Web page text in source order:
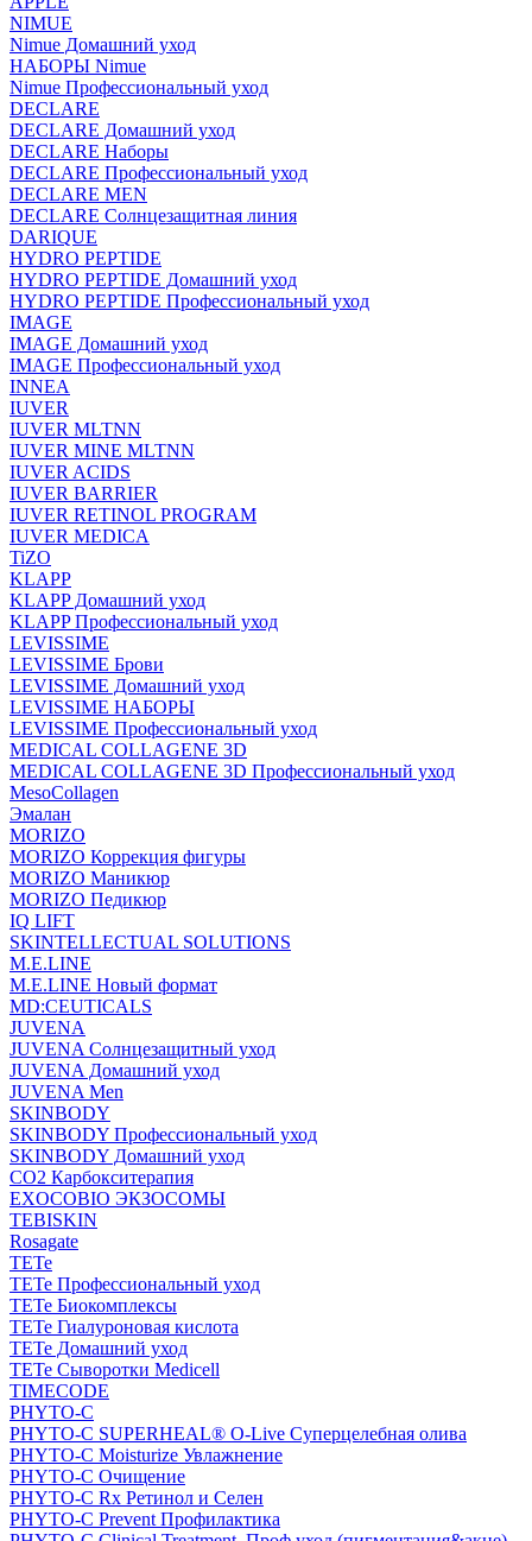
NIMUE
Nimue Домашний уход
НАБОРЫ Nimue
Nimue Профессиональный уход
DECLARE
DECLARE Домашний уход
DECLARE Наборы
DECLARE Профессиональный уход
DECLARE MEN
DECLARE Солнцезащитная линия
DARIQUE
HYDRO PEPTIDE
HYDRO PEPTIDE Домашний уход
HYDRO PEPTIDE Профессиональный уход
IMAGE
IMAGE Домашний уход
IMAGE Профессиональный уход
INNEA
IUVER
IUVER MLTNN
IUVER MINE MLTNN
IUVER ACIDS
IUVER BARRIER
IUVER RETINOL PROGRAM
IUVER MEDICA
TiZO
KLAPP
KLAPP Домашний уход
KLAPP Профессиональный уход
LEVISSIME
LEVISSIME Брови
LEVISSIME Домашний уход
LEVISSIME НАБОРЫ
LEVISSIME Профессиональный уход
MEDICAL COLLAGENE 3D
MEDICAL COLLAGENE 3D Профессиональный уход
MesoCollagen
Эмалан
MORIZO
MORIZO Коррекция фигуры
MORIZO Маникюр
MORIZO Педикюр
IQ LIFT
SKINTELLECTUAL SOLUTIONS
M.E.LINE
M.E.LINE Новый формат
MD:CEUTICALS
JUVENA
JUVENA Солнцезащитный уход
JUVENA Домашний уход
JUVENA Men
SKINBODY
SKINBODY Профессиональный уход
SKINBODY Домашний уход
CO2 Карбокситерапия
EXOCOBIO ЭКЗОСОМЫ
TEBISKIN
Rosagate
TETe
TETe Профессиональный уход
TETe Биокомплексы
TETe Гиалуроновая кислота
TETe Домашний уход
TETe Сыворотки Medicell
TIMECODE
PHYTO-C
PHYTO-C SUPERHEAL® O-Live Суперцелебная олива
PHYTO-C Moisturize Увлажнение
PHYTO-C Очищение
PHYTO-C Rx Ретинол и Селен
PHYTO-C Prevent Профилактика